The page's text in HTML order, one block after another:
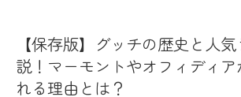
【保存版】グッチの歴史と人
説！マーモントやオフィディア
れる理由とは？